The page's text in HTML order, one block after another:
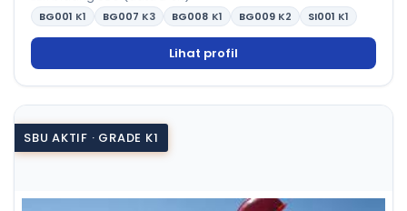
BG001 K1 BG007 K3 BG008 K1 BG009 K2 SI001 K1
Lihat profil
SBU AKTIF · GRADE K1